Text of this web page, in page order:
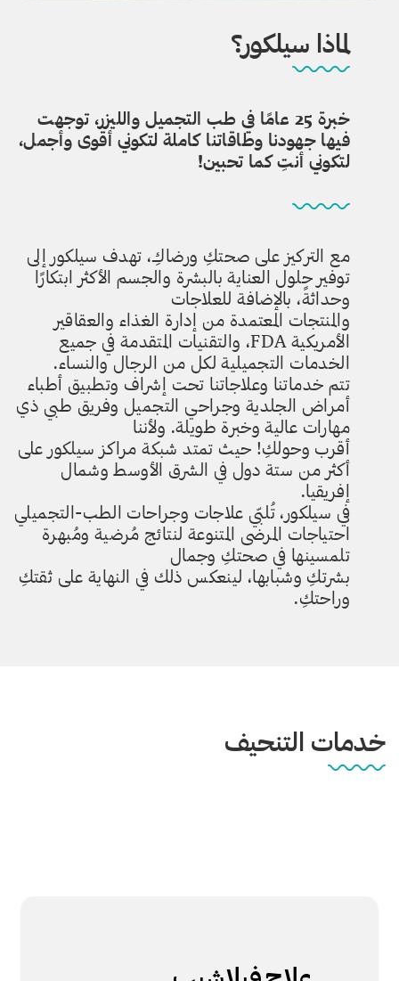
لماذا سيلكور؟
خبرة 25 عامًا في طب التجميل والليزر، توجهت
فيها جهودنا وطاقاتنا كاملة لتكوني أقوى وأجمل،
لتكوني أنتِ كما تحبين!
مع التركيز على صحتكِ ورضاكِ، تهدف سيلكور إلى
توفير حلول العناية بالبشرة والجسم الأكثر ابتكارًا
وحداثةً، بالإضافة للعلاجات
والمنتجات المعتمدة من إدارة الغذاء والعقاقير
الأمريكية FDA، والتقنيات المتقدمة في جميع
الخدمات التجميلية لكل من الرجال والنساء.
تتم خدماتنا وعلاجاتنا تحت إشراف وتطبيق أطباء
أمراض الجلدية وجراحي التجميل وفريق طبي ذي
مهارات عالية وخبرة طويلة. ولأننا
أقرب وحولكِ! حيث تمتد شبكة مراكز سيلكور على
أكثر من ستة دول في الشرق الأوسط وشمال
إفريقيا.
في سيلكور، تُلبّي علاجات وجراحات الطب-التجميلي
احتياجات المرضى المتنوعة لنتائج مُرضية ومُبهرة
تلمسينها في صحتكِ وجمال
بشرتكِ وشبابها، لينعكس ذلك في النهاية على ثقتكِ
وراحتكِ.
خدمات التنحيف